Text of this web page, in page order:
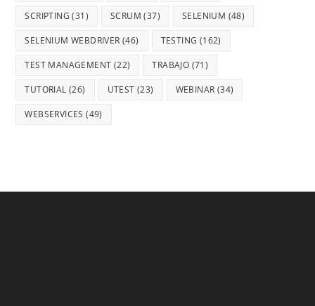
SCRIPTING (31) SCRUM (37) SELENIUM (48)
SELENIUM WEBDRIVER (46) TESTING (162)
TEST MANAGEMENT (22) TRABAJO (71)
TUTORIAL (26) UTEST (23) WEBINAR (34)
WEBSERVICES (49)